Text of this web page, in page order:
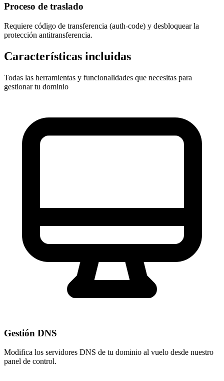
Proceso de traslado
Requiere código de transferencia (auth-code) y desbloquear la
protección antitransferencia.
Características incluidas
Todas las herramientas y funcionalidades que necesitas para
gestionar tu dominio
Gestión DNS
Modifica los servidores DNS de tu dominio al vuelo desde nuestro
panel de control.